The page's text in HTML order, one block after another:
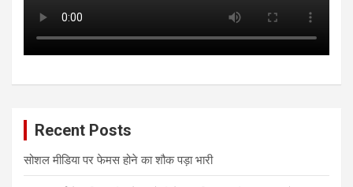
Recent Posts
सोशल मीडिया पर फेमस होने का शौक पड़ा भारी